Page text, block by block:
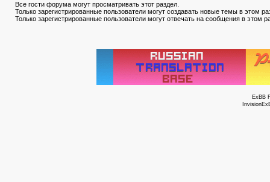
Все гости форума могут просматривать этот раздел.
Только зарегистрированные пользователи могут создавать новые темы в этом
Только зарегистрированные пользователи могут отвечать на сообщения в этом
ExBB